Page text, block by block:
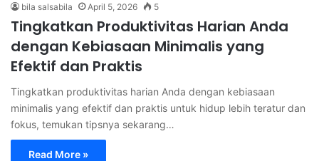
bila salsabila April 5, 2026 5
Tingkatkan Produktivitas Harian Anda
dengan Kebiasaan Minimalis yang
Efektif dan Praktis
Tingkatkan produktivitas harian Anda dengan kebiasaan
minimalis yang efektif dan praktis untuk hidup lebih teratur dan
fokus, temukan tipsnya sekarang…
Read More »